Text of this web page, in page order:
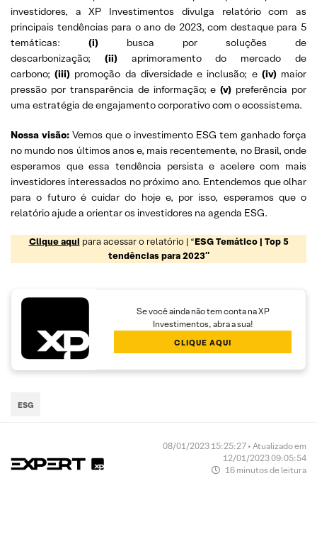
investidores, a XP Investimentos divulga relatório com as
principais tendências para o ano de 2023, com destaque para 5
temáticas: (i) busca por soluções de
descarbonização; (ii)aprimoramento do mercado de
carbono;(iii) promoção da diversidade e inclusão; e (iv)maior
pressão por transparência de informação; e(v) preferência por
uma estratégia de engajamento corporativo com o ecossistema.
Nossa visão: Vemos que o investimento ESG tem ganhado força
no mundo nos últimos anos e, mais recentemente, no Brasil, onde
esperamos que essa tendência persista e acelere com mais
investidores interessados no próximo ano. Entendemos que olhar
para o futuro é cuidar do hoje e, por isso, esperamos que o
relatório ajude a orientar os investidores na agenda ESG.
Clique aqui para acessar o relatório | “ESG Temático | Top 5
tendências para 2023″
Se você ainda não tem conta na XP
Investimentos, abra a sua!
CLIQUE AQUI
ESG
08/01/2023 15:25:27 • Atualizado em
12/01/2023 09:05:54
16 minutos de leitura